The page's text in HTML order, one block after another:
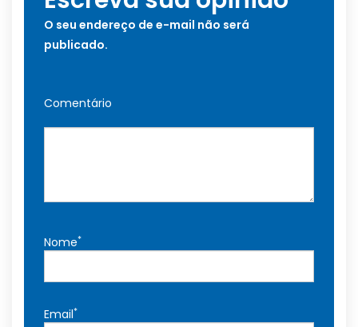
O seu endereço de e-mail não será
publicado.
Comentário
Nome*
Email*